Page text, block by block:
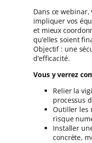
Dans ce
impliquer vos
et mieux
qu’elles soient
Objectif : une
d’efficacité.
Vous y verrez
Relier la
processus
Outiller les
risque
Installer
concrète,